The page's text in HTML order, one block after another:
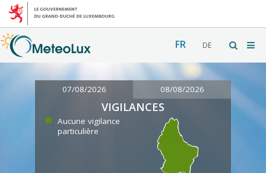
FR DE
07/08/2026 08/08/2026
VIGILANCES
Aucune vigilance
particulière